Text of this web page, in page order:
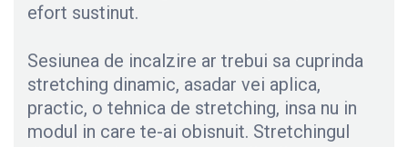
efort sustinut.
Sesiunea de incalzire ar trebui sa cuprinda
stretching dinamic, asadar vei aplica,
practic, o tehnica de stretching, insa nu in
modul in care te-ai obisnuit. Stretchingul